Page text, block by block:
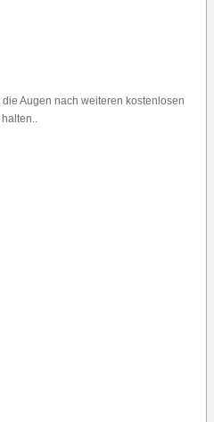
Augen nach weiteren kostenlosen